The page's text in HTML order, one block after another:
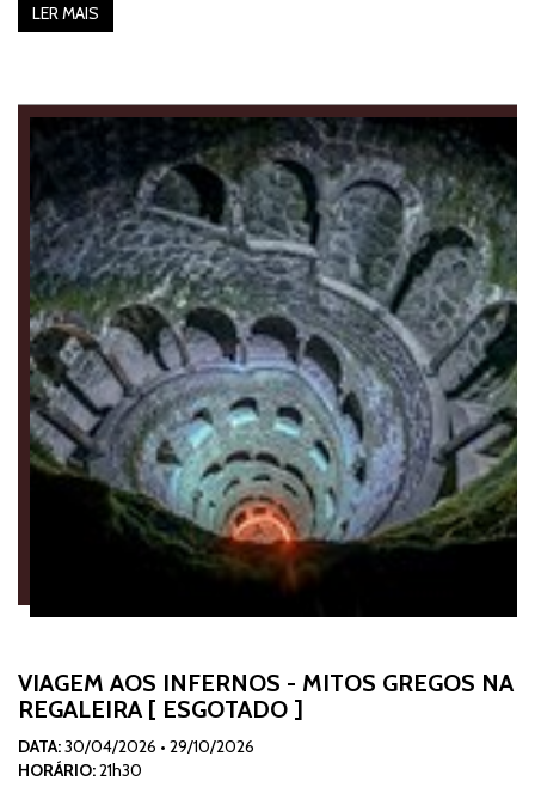
LER MAIS
VIAGEM AOS INFERNOS - MITOS GREGOS NA
REGALEIRA [ ESGOTADO ]
DATA:30/04/2026 • 29/10/2026
HORÁRIO:21h30